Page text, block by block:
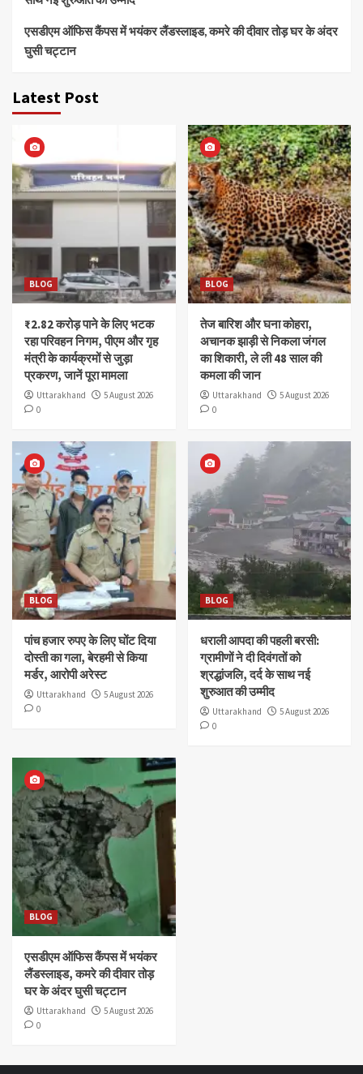
एसडीएम ऑफिस कैंपस में भयंकर लैंडस्लाइड, कमरे की दीवार तोड़ घर के अंदर
घुसी चट्टान
Latest Post
BLOG
₹2.82 करोड़ पाने के लिए भटक
रहा परिवहन निगम, पीएम और गृह
मंत्री के कार्यक्रमों से जुड़ा
प्रकरण, जानें पूरा मामला
Uttarakhand
5 August 2026
0
BLOG
तेज बारिश और घना कोहरा,
अचानक झाड़ी से निकला जंगल
का शिकारी, ले ली 48 साल की
कमला की जान
Uttarakhand
5 August 2026
0
BLOG
पांच हजार रुपए के लिए घोंट दिया
दोस्ती का गला, बेरहमी से किया
मर्डर, आरोपी अरेस्ट
Uttarakhand
5 August 2026
0
BLOG
धराली आपदा की पहली बरसी:
ग्रामीणों ने दी दिवंगतों को
श्रद्धांजलि, दर्द के साथ नई
शुरुआत की उम्मीद
Uttarakhand
5 August 2026
0
BLOG
एसडीएम ऑफिस कैंपस में भयंकर
लैंडस्लाइड, कमरे की दीवार तोड़
घर के अंदर घुसी चट्टान
Uttarakhand
5 August 2026
0